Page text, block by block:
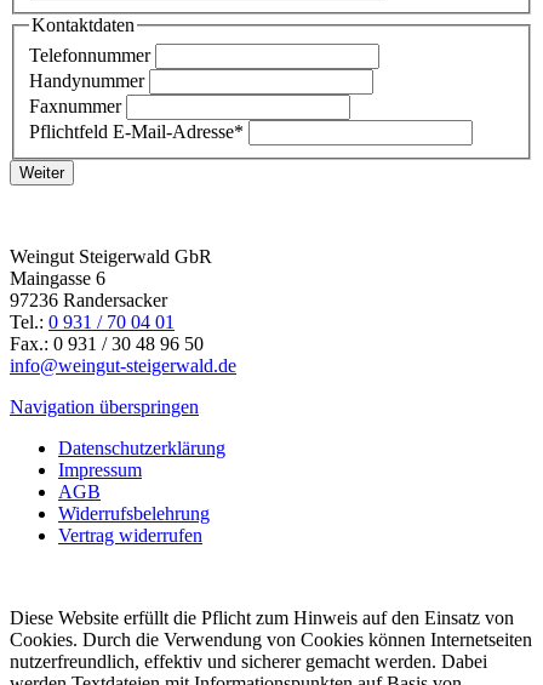
Kontaktdaten
Telefonnummer
Handynummer
Faxnummer
Pflichtfeld E-Mail-Adresse*
Weiter
Weingut Steigerwald GbR
Maingasse 6
97236 Randersacker
Tel.: 0 931 / 70 04 01
Fax.: 0 931 / 30 48 96 50
info@weingut-steigerwald.de
Navigation überspringen
Datenschutzerklärung
Impressum
AGB
Widerrufsbelehrung
Vertrag widerrufen
Diese Website erfüllt die Pflicht zum Hinweis auf den Einsatz von
Cookies. Durch die Verwendung von Cookies können Internetseiten
nutzerfreundlich, effektiv und sicherer gemacht werden. Dabei